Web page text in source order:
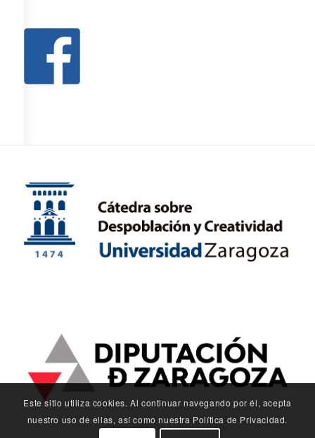
Este sitio utiliza cookies. Al continuar navegando por él, acepta
nuestro uso de ellas, así como nuestra Política de Privacidad.